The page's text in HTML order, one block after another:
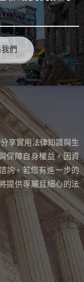
們
享實用法律知識與生
保障自身權益，因資
詢， 若您有進一步的
提供專屬且細心的法